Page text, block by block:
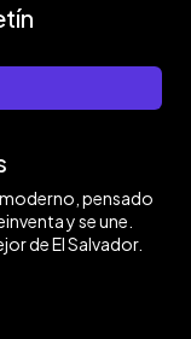
pensado
y se une.
de El Salvador.